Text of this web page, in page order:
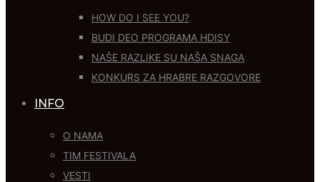
HOW DO I SEE YOU?
BUDI DEO PROGRAMA HDISY
NAŠE RAZLIKE SU NAŠA SNAGA
KONKURS ZA HRABRE RAZGOVORE
INFO
O NAMA
TIM FESTIVALA
VESTI